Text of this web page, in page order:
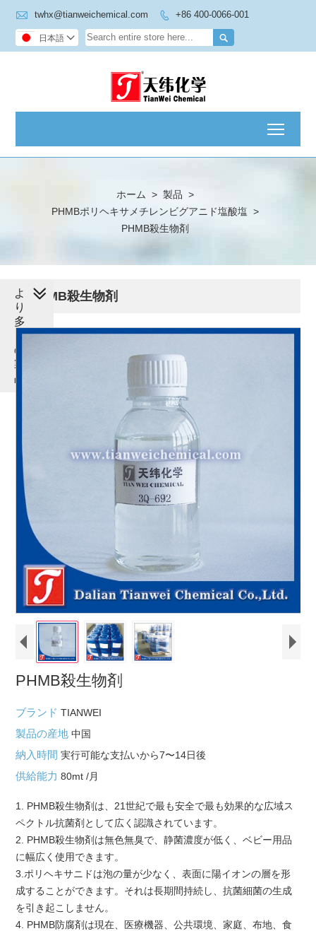
 twhx@tianweichemical.com  +86 400-0066-001

日本語 
ホーム > 製品 >
PHMBポリヘキサメチレンビグアニド塩酸塩 >
PHMB殺生物剤
PHMB殺生物剤
PHMB殺生物剤
ブランドTIANWEI
製品の産地中国
納入時間実行可能な支払いから7〜14日後
供給能力80mt /月
1. PHMB殺生物剤は、21世紀で最も安全で最も効果的な広域ス
ペクトル抗菌剤として広く認識されています。
2. PHMB殺生物剤は無色無臭で、静菌濃度が低く、ベビー用品
に幅広く使用できます。
3.ポリヘキサニドは泡の量が少なく、表面に陽イオンの層を形
成することができます。それは長期間持続し、抗菌細菌の生成
を引き起こしません。
4. PHMB防腐剤は現在、医療機器、公共環境、家庭、布地、食
よ
り
多
く
の
製
品